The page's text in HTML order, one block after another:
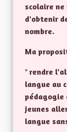
scolaire
d'obtenir
nombre.
Ma
° rendre
langue au
pédagogie
jeunes
langue